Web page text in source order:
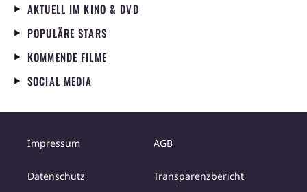
AKTUELL IM KINO & DVD
POPULÄRE STARS
KOMMENDE FILME
SOCIAL MEDIA
Impressum AGB
Datenschutz Transparenzbericht